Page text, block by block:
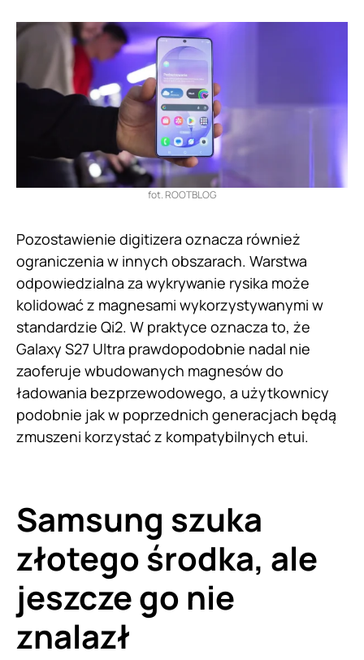
fot. ROOTBLOG
Pozostawienie digitizera oznacza również
ograniczenia w innych obszarach. Warstwa
odpowiedzialna za wykrywanie rysika może
kolidować z magnesami wykorzystywanymi w
standardzie Qi2. W praktyce oznacza to, że
Galaxy S27 Ultra prawdopodobnie nadal nie
zaoferuje wbudowanych magnesów do
ładowania bezprzewodowego, a użytkownicy
podobnie jak w poprzednich generacjach będą
zmuszeni korzystać z kompatybilnych etui.
Samsung szuka
złotego środka, ale
jeszcze go nie
znalazł